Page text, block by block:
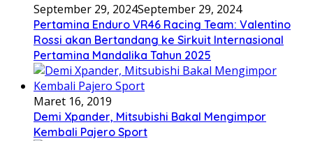
September 29, 2024September 29, 2024
Pertamina Enduro VR46 Racing Team: Valentino
Rossi akan Bertandang ke Sirkuit Internasional
Pertamina Mandalika Tahun 2025
Maret 16, 2019
Demi Xpander, Mitsubishi Bakal Mengimpor
Kembali Pajero Sport